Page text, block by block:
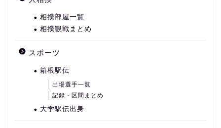
相撲部屋一覧
相撲観戦まとめ
スポーツ
箱根駅伝
出場選手一覧
記録・区間まとめ
大学駅伝出身